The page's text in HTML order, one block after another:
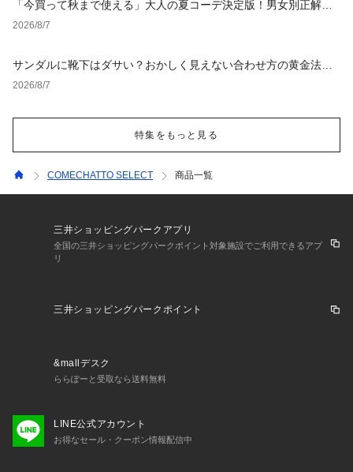
「今買って秋まで使える」大人の夏コーデ決定版！男女別正解ス
タイルとNGな着こなし
2026/8/7
サンダルに靴下はダサい？おかしく見えない合わせ方の黄金法則
と男女別おすすめコーデ
2026/8/7
特集をもっと見る
COMECHATTO SELECT 商品一覧
三井ショッピングパークアプリ
全国の三井ショッピングパークポイント対象施設でご利用できるアプ
リ
三井ショッピングパークポイント
&mallデスク
ららぽーと受取なら送料無料
LINE公式アカウント
お得なセール・クーポン情報配信中